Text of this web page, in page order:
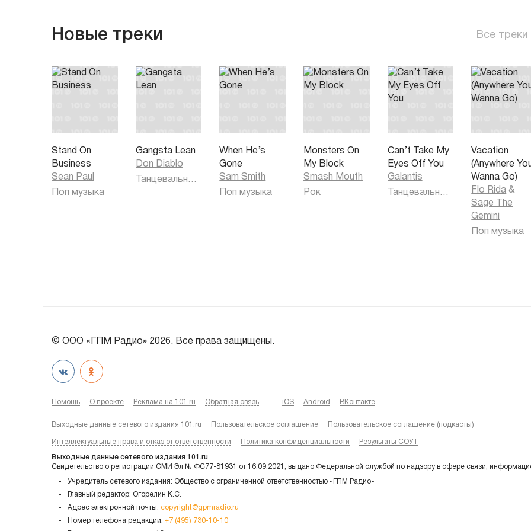
Новые треки Все треки
Stand On
Business
Sean Paul
Поп музыка
Gangsta Lean
Don Diablo
Танцевальная музыка
When He’s
Gone
Sam Smith
Поп музыка
Monsters On
My Block
Smash Mouth
Рок
Can’t Take My
Eyes Off You
Galantis
Танцевальная музыка
Vacation
(Anywhere
Wanna Go)
Flo Rida &
Sage The
Gemini
Поп музыка
© ООО «ГПМ Радио» 2026. Все права защищены.
Помощь О проекте Реклама на 101.ru Обратная связь iOS Android ВКонтакте
Выходные данные сетевого издания 101.ru Пользовательское соглашение Пользовательское соглашение (подкасты)
Интеллектуальные права и отказ от ответственности Политика конфиденциальности Результаты СОУТ
Выходные данные сетевого издания 101.ru
Свидетельство о регистрации СМИ Эл № ФС77-81931 от 16.09.2021, выдано Федеральной службой по надзору в сфере связи,
Учредитель сетевого издания: Общество с ограниченной ответственностью «ГПМ Радио»
Главный редактор: Огорелин К.С.
Адрес электронной почты: copyright@gpmradio.ru
Номер телефона редакции: +7 (495) 730-10-10